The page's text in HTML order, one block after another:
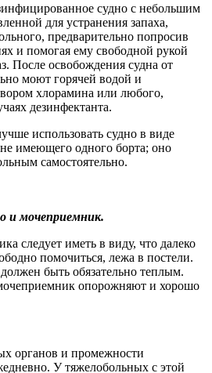
судно с небольшим
для устранения запаха,
предварительно попросив
и помогая ему свободной рукой
После освобождения судна от
моют горячей водой и
хлорамина или любого,
дезинфектанта.
использовать судно в виде
имеющего одного борта; оно
самостоятельно.
и мочеприемник.
следует иметь в виду, что далеко
помочиться, лежа в постели.
быть обязательно теплым.
опорожняют и хорошо
органов и промежности
У тяжелобольных с этой